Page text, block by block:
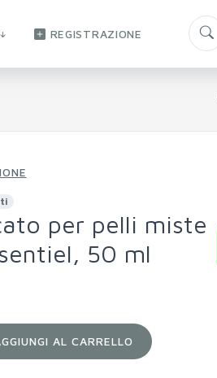
REGISTRAZIONE
per pelli miste
50 ml
AL CARRELLO